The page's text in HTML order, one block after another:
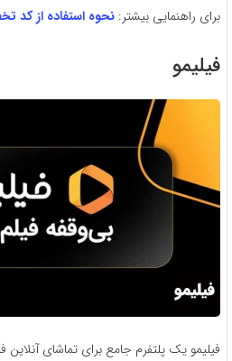
برای راهنمایی بیشتر: نحوه استفاده از کد
فیلیمو
فیلیمو یک پلتفرم جامع برای تماشای